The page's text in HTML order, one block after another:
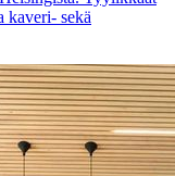
kaveri- sekä